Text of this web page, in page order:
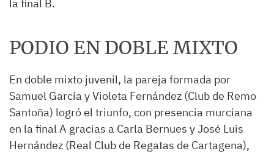
la final B.
PODIO EN DOBLE MIXTO
En doble mixto juvenil, la pareja formada por
Samuel García y Violeta Fernández (Club de Remo
Santoña) logró el triunfo, con presencia murciana
en la final A gracias a Carla Bernues y José Luis
Hernández (Real Club de Regatas de Cartagena),